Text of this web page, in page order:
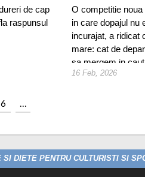
de cap
raspunsul
O competitie
in care dopajul nu
incurajat, a ridicat
mare: cat de
sa mergem in
umane?
16 Feb, 2026
6 ...
SI DIETE PENTRU CULTURISTI SI